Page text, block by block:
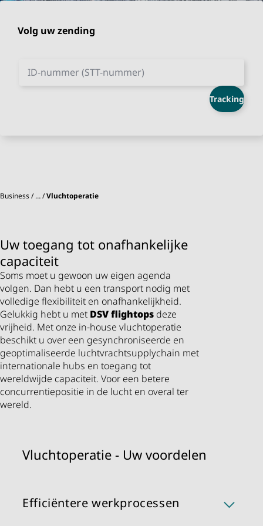
Volg uw zending
ID-nummer (STT-nummer)
Tracking
Business … Vluchtoperatie
Uw toegang tot onafhankelijke
capaciteit
Soms moet u gewoon uw eigen agenda
volgen. Dan hebt u een transport nodig met
volledige flexibiliteit en onafhankelijkheid.
Gelukkig hebt u met DSVflightops deze
vrijheid. Met onze in-house vluchtoperatie
beschikt u over een gesynchroniseerde en
geoptimaliseerde luchtvrachtsupplychain met
internationale hubs en toegang tot
wereldwijde capaciteit. Voor een betere
concurrentiepositie in de lucht en overal ter
wereld.
Vluchtoperatie - Uw voordelen
Efficiëntere werkprocessen